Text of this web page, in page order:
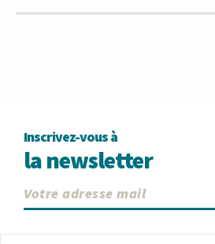
Inscrivez-vous à
la newsletter